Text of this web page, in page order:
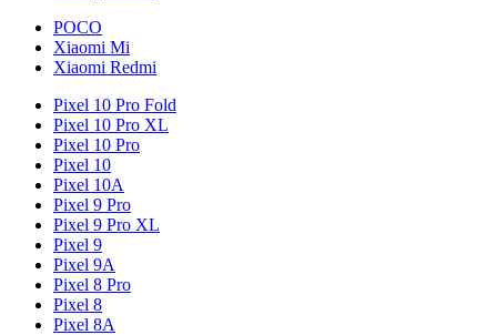
POCO
Xiaomi Mi
Xiaomi Redmi
Pixel 10 Pro Fold
Pixel 10 Pro XL
Pixel 10 Pro
Pixel 10
Pixel 10A
Pixel 9 Pro
Pixel 9 Pro XL
Pixel 9
Pixel 9A
Pixel 8 Pro
Pixel 8
Pixel 8A